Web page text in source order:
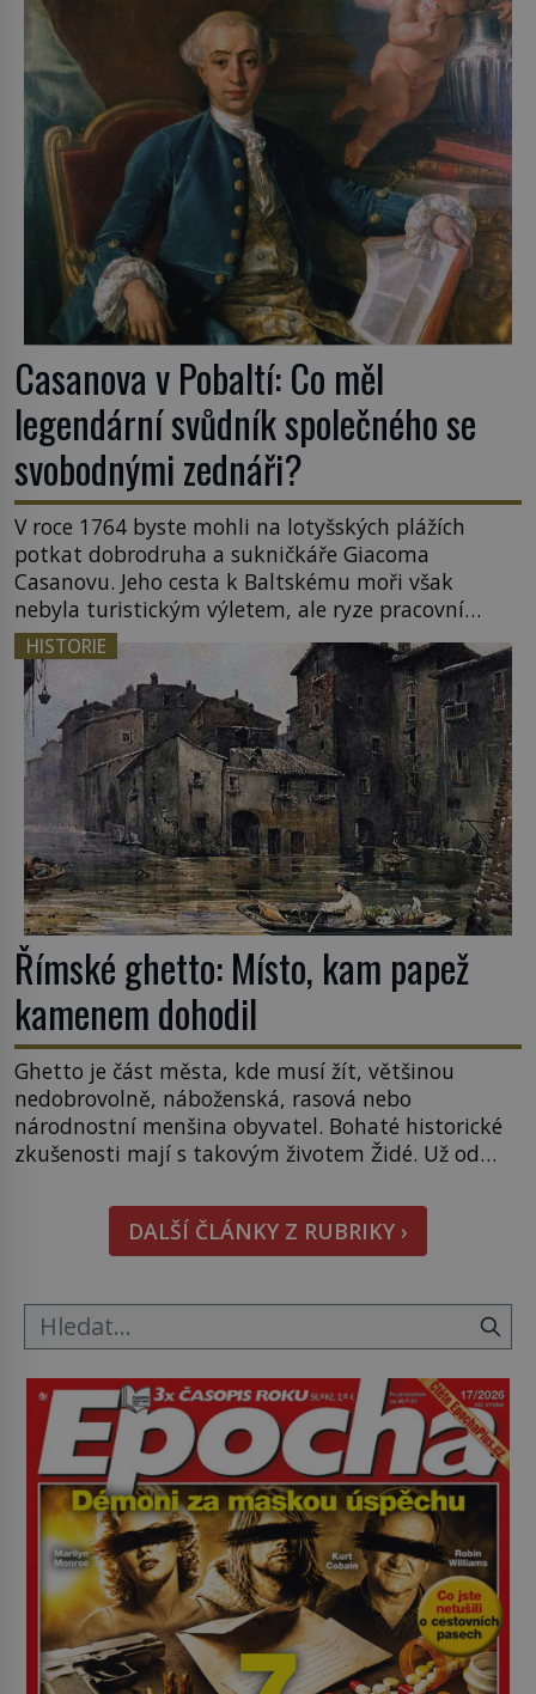
Casanova v Pobaltí: Co měl
legendární svůdník společného se
svobodnými zednáři?
V roce 1764 byste mohli na lotyšských plážích
potkat dobrodruha a sukničkáře Giacoma
Casanovu. Jeho cesta k Baltskému moři však
nebyla turistickým výletem, ale ryze pracovní
cestou se zištnými úmysly. Jaký cíl Casanova
sledoval, když se například procházel uličkami
lotyšské Rigy? Casanova v Pobaltí kontaktoval
tamní zednářské lóže. Nebyl v této oblasti žádným
nováčkem, protože do zednářské […]
HISTORIE
Římské ghetto: Místo, kam papež
kamenem dohodil
Ghetto je část města, kde musí žít, většinou
nedobrovolně, náboženská, rasová nebo
národnostní menšina obyvatel. Bohaté historické
zkušenosti mají s takovým životem Židé. Už od
nějakém žít. Mezi ty nejslavnější patří i římské
ghetto založené v roce 1555. Pokud jde o vztah
k Židům, nemá se Řím čím chlubit. […]
DALŠÍ ČLÁNKY Z RUBRIKY ›